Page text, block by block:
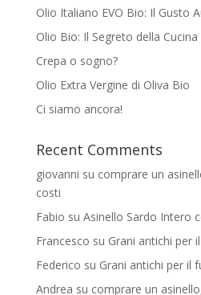
Olio Italiano EVO Bio: Il Gusto
Olio Bio: Il Segreto della
Crepa o sogno?
Olio Extra Vergine di Oliva Bio
Ci siamo ancora!
Recent Comments
giovanni su comprare un
costi
Fabio su Asinello Sardo Intero
Francesco su Grani antichi per
Federico su Grani antichi per il
Andrea su comprare un